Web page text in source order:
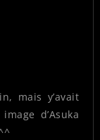
mais y’avait
d’Asuka